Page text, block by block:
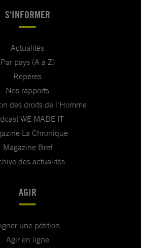
S'INFORMER
Actualités
Par pays (A à Z)
Repères
Nos rapports
des droits de l'Homme
WE MADE IT
La Chronique
Magazine Bref
des actualités
AGIR
une pétition
Agir en ligne